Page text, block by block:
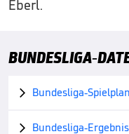
Eberl.
BUNDESLIGA-
 Bundesliga-Spielplan
 Bundesliga-